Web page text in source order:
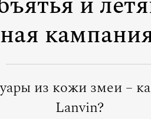
из кожи змеи –
Lanvin?